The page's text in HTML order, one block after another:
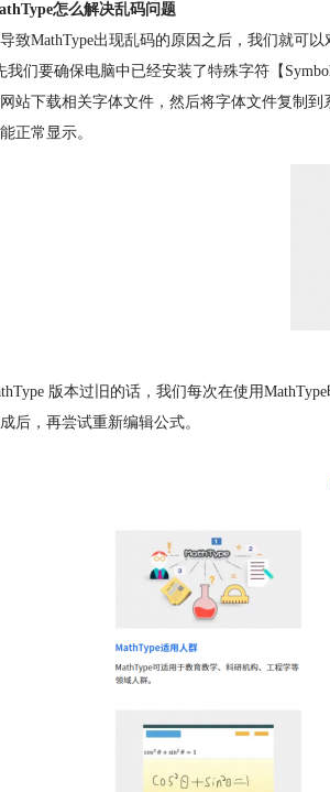
怎么解决乱码问题
致MathType出现乱码的原因之后，我们就可
我们要确保电脑中已经安装了特殊字符【
站下载相关字体文件，然后将字体文件复制到
正常显示。
版本过旧的话，我们每次在使用
后，再尝试重新编辑公式。